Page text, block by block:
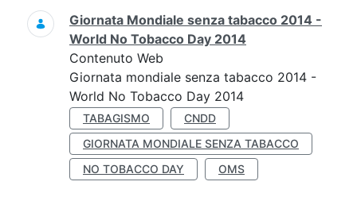
Giornata Mondiale senza tabacco 2014 -
World No Tobacco Day 2014
Contenuto Web
Giornata mondiale senza tabacco 2014 -
World No Tobacco Day 2014
TABAGISMO
CNDD
GIORNATA MONDIALE SENZA TABACCO
NO TOBACCO DAY
OMS